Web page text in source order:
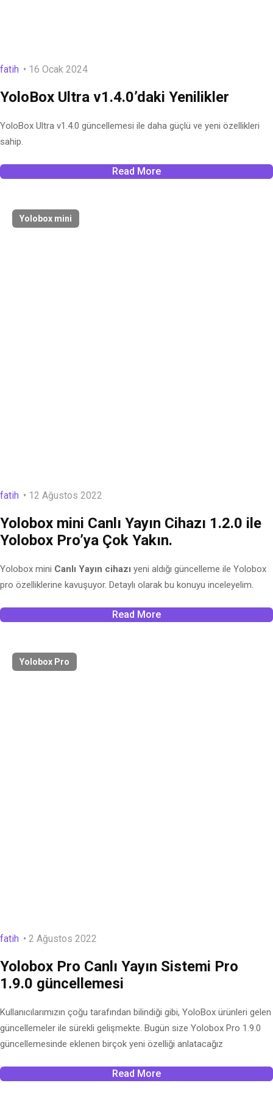
fatih 16 Ocak 2024
YoloBox Ultra v1.4.0’daki Yenilikler
YoloBox Ultra v1.4.0 güncellemesi ile daha güçlü ve yeni özellikleri
sahip.
Read More
Yolobox mini
fatih 12 Ağustos 2022
Yolobox mini Canlı Yayın Cihazı 1.2.0 ile
Yolobox Pro’ya Çok Yakın.
Yolobox mini Canlı Yayın cihazı yeni aldığı güncelleme ile Yolobox
pro özelliklerine kavuşuyor. Detaylı olarak bu konuyu inceleyelim.
Read More
Yolobox Pro
fatih 2 Ağustos 2022
Yolobox Pro Canlı Yayın Sistemi Pro
1.9.0 güncellemesi
Kullanıcılarımızın çoğu tarafından bilindiği gibi, YoloBox ürünleri gelen
güncellemeler ile sürekli gelişmekte. Bugün size Yolobox Pro 1.9.0
güncellemesinde eklenen birçok yeni özelliği anlatacağız
Read More